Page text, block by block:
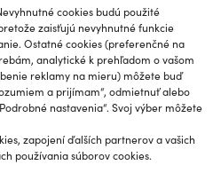
cookies budú použité
zaisťujú nevyhnutné funkcie
Ostatné cookies (preferenčné na
analytické k prehľadom o vašom
reklamy na mieru) môžete buď
a prijímam“, odmietnuť alebo
nastavenia“. Svoj výber môžete
zapojení ďalších partnerov a vašich
používania súborov cookies.
osobných údajov